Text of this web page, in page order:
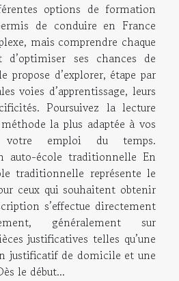
options de formation
de conduire en France
mais comprendre chaque
d’optimiser ses chances de
propose d’explorer, étape par
voies d’apprentissage, leurs
Poursuivez la lecture
la plus adaptée à vos
emploi du temps.
auto-école traditionnelle En
traditionnelle représente le
ceux qui souhaitent obtenir
s’effectue directement
généralement sur
justificatives telles qu’une
justificatif de domicile et une
le début...